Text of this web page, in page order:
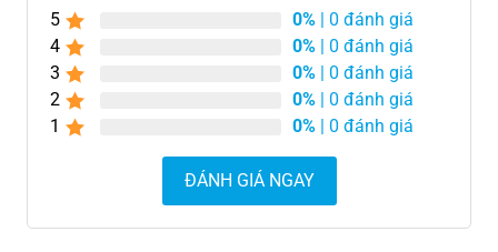
5 0% | 0 đánh giá
4
0% | 0 đánh giá
3
0% | 0 đánh giá
2
0% | 0 đánh giá
1
0% | 0 đánh giá
ĐÁNH GIÁ NGAY